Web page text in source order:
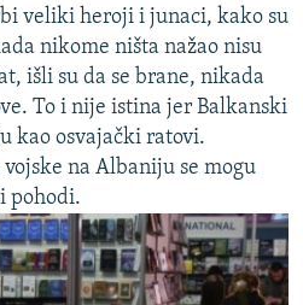
veliki heroji i junaci, kako su
nikome ništa nažao nisu
išli su da se brane, nikada
To i nije istina jer Balkanski
kao osvajački ratovi.
na Albaniju se mogu
pohodi.